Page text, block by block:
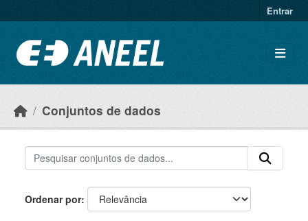
Entrar
Conjuntos de dados
Ordenar por